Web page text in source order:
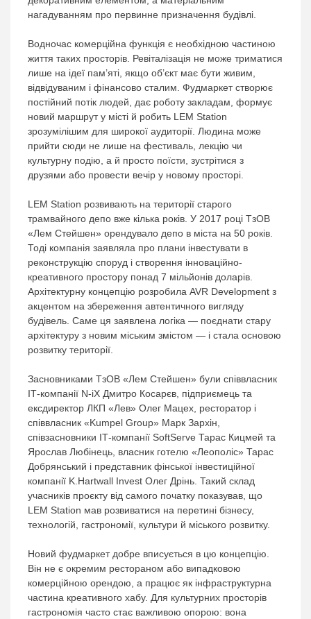
нагадуванням про первинне призначення будівлі.
Водночас комерційна функція є необхідною частиною
життя таких просторів. Ревіталізація не може триматися
лише на ідеї пам’яті, якщо об’єкт має бути живим,
відвідуваним і фінансово сталим. Фудмаркет створює
постійний потік людей, дає роботу закладам, формує
новий маршрут у місті й робить LEM Station
зрозумілішим для широкої аудиторії. Людина може
прийти сюди не лише на фестиваль, лекцію чи
культурну подію, а й просто поїсти, зустрітися з
друзями або провести вечір у новому просторі.
LEM Station розвивають на території старого
трамвайного депо вже кілька років. У 2017 році ТзОВ
«Лем Стейшен» орендувало депо в міста на 50 років.
Тоді компанія заявляла про плани інвестувати в
реконструкцію споруд і створення інноваційно-
креативного простору понад 7 мільйонів доларів.
Архітектурну концепцію розробила AVR Development з
акцентом на збереження автентичного вигляду
будівель. Саме ця заявлена логіка — поєднати стару
архітектуру з новим міським змістом — і стала основою
розвитку території.
Засновниками ТзОВ «Лем Стейшен» були співвласник
ІТ-компанії N-iX Дмитро Косарєв, підприємець та
ексдиректор ЛКП «Лев» Олег Мацех, ресторатор і
співвласник «Kumpel Group» Марк Зархін,
співзасновники ІТ-компанії SoftServe Тарас Кицмей та
Ярослав Любінець, власник готелю «Леополіс» Тарас
Добрянський і представник фінської інвестиційної
компанії K.Hartwall Invest Олег Дрінь. Такий склад
учасників проєкту від самого початку показував, що
LEM Station мав розвиватися на перетині бізнесу,
технологій, гастрономії, культури й міського розвитку.
Новий фудмаркет добре вписується в цю концепцію.
Він не є окремим рестораном або випадковою
комерційною орендою, а працює як інфраструктурна
частина креативного хабу. Для культурних просторів
гастрономія часто стає важливою опорою: вона